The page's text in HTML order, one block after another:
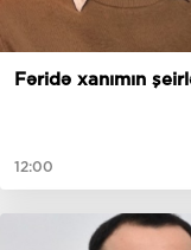
Fəridə xanımın
12:00